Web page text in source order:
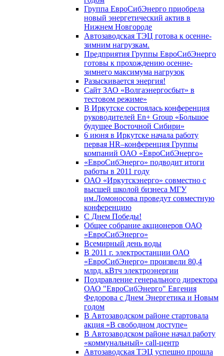
Группа ЕвроСибЭнерго приобрела
новый энергетический актив в
Нижнем Новгороде
Автозаводская ТЭЦ готова к осенне-
зимним нагрузкам.
Предприятия Группы ЕвроСибЭнерго
готовы к прохождению осенне-
зимнего максимума нагрузок
Разыскивается энергия!
Сайт ЗАО «Волгаэнергосбыт» в
тестовом режиме»
В Иркутске состоялась конференция
руководителей En+ Group «Большое
будущее Восточной Сибири»
6 июня в Иркутске начала работу
первая HR–конференция Группы
компаний ОАО «ЕвроСибЭнерго»
«ЕвроСибЭнерго» подводит итоги
работы в 2011 году
ОАО «Иркутскэнерго» совместно с
высшей школой бизнеса МГУ
им.Ломоносова проведут совместную
конференцию
С Днем Победы!
Общее собрание акционеров ОАО
«ЕвроСибЭнерго»
Всемирный день воды
В 2011 г. электростанции ОАО
«ЕвроСибЭнерго» произвели 80,4
млрд. кВтч электроэнергии
Поздравление генерального директора
ОАО "ЕвроСибЭнерго" Евгения
Федорова с Днем Энергетика и Новым
годом
В Автозаводском районе стартовала
акция «В свободном доступе»
В Автозаводском районе начал работу
«коммунальный» call-центр
Автозаводская ТЭЦ успешно прошла